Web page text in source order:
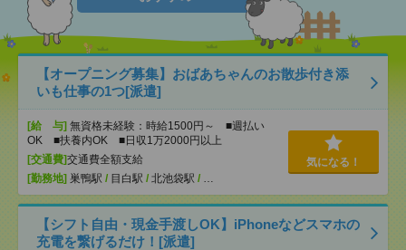
【オープニング募集】おばあちゃんのお散歩付き添
いも仕事の1つ[派遣]
[給 与] 無資格未経験：時給1500円～ ■週払い
OK ■扶養内OK ■日収1万2000円以上
[交通費]交通費全額支給
[勤務地] 巣鴨駅 / 目白駅 / 北池袋駅 / …
気になる！
【シフト自由・現金手渡しOK】iPhoneなどスマホの
充電を繋げるだけ！[派遣]